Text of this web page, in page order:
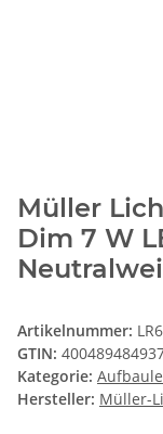
Müller
Dim 7 W
Artikelnummer:
GTIN:
Kategorie:
Hersteller: Müller-